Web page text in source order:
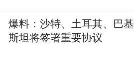
爆料：沙特、土耳其、巴基
斯坦将签署重要协议